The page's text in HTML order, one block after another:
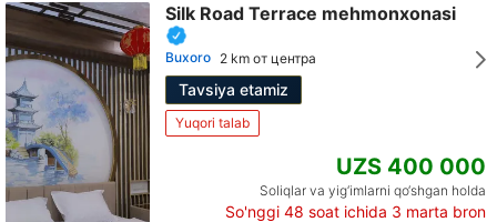
Silk Road Terrace mehmonxonasi
Buxoro 2 km от центра
Tavsiya etamiz
Yuqori talab
UZS 400 000
Soliqlar va yig‘imlarni qo‘shgan holda
So'nggi 48 soat ichida 3 marta bron